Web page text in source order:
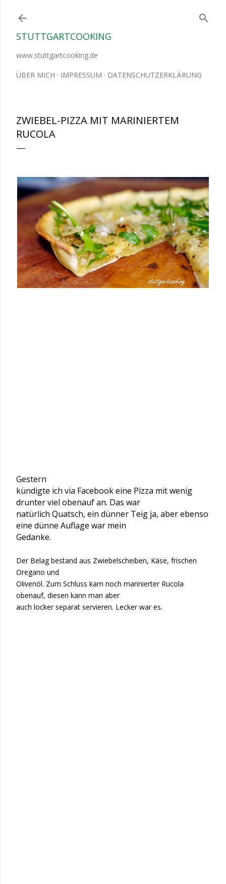
STUTTGARTCOOKING
www.stuttgartcooking.de
ÜBER MICH IMPRESSUM DATENSCHUTZERKLÄRUNG
ZWIEBEL-PIZZA MIT MARINIERTEM
RUCOLA
Gestern
kündigte ich via Facebook eine Pizza mit wenig
drunter viel obenauf an. Das war
natürlich Quatsch, ein dünner Teig ja, aber ebenso
eine dünne Auflage war mein
Gedanke.
Der Belag bestand aus Zwiebelscheiben, Käse, frischen
Oregano und
Olivenöl. Zum Schluss kam noch marinierter Rucola
obenauf, diesen kann man aber
auch locker separat servieren. Lecker war es.